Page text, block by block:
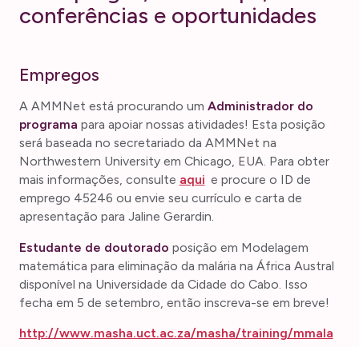
conferências e oportunidades
Empregos
A AMMNet está procurando um Administrador do
programa para apoiar nossas atividades! Esta posição
será baseada no secretariado da AMMNet na
Northwestern University em Chicago, EUA. Para obter
mais informações, consulte aqui e procure o ID de
emprego 45246 ou envie seu currículo e carta de
apresentação para Jaline Gerardin.
Estudante de doutorado posição em Modelagem
matemática para eliminação da malária na África Austral
disponível na Universidade da Cidade do Cabo. Isso
fecha em 5 de setembro, então inscreva-se em breve!
http://www.masha.uct.ac.za/masha/training/mmala